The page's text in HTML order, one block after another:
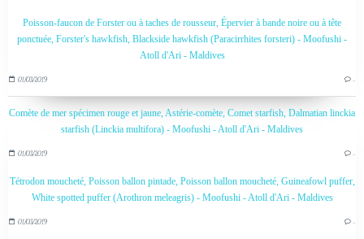
Poisson-faucon de Forster ou à taches de rousseur, Épervier à bande noire ou à tête
ponctuée, Forster's hawkfish, Blackside hawkfish (Paracirrhites forsteri) - Moofushi -
Atoll d'Ari - Maldives
01/03/2019 …
Comète de mer spécimen rouge et jaune, Astérie-comète, Comet starfish, Dalmatian linckia
starfish (Linckia multifora) - Moofushi - Atoll d'Ari - Maldives
01/03/2019 …
Tétrodon moucheté, Poisson ballon pintade, Poisson ballon moucheté, Guineafowl puffer,
White spotted puffer (Arothron meleagris) - Moofushi - Atoll d'Ari - Maldives
01/03/2019 …